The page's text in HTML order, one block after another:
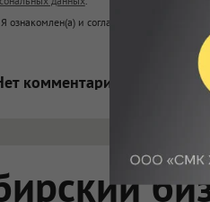
<strong>, <u>, <i>, <em>,
<code>
[img]адрес[/img] будет
Я ознакомлен(а) и согласен(а) с
Правилами
комментариев.